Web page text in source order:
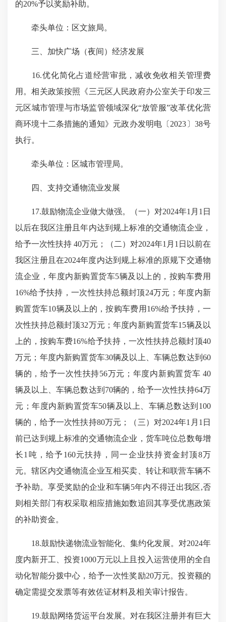
的20%予以奖励补助。
牵头单位：区文旅局。
三、加快广场（夜间）经济发展
16.优化简化占道经营审批，减收免收相关管理费
用。相关政策按照《三元区人民政府办公室关于印发三
元区城市管理与市场监管领域深化“放管服”改革优化营
商环境十二条措施的通知》元政办发明电〔2023〕38号
执行。
牵头单位：区城市管理局。
四、支持交通物流业发展
17.鼓励物流企业做大做强。（一）对2024年1月1日
以后在我区注册且年内达到规上标准的交通物流企业，
给予一次性扶持 40万元；（二）对2024年1月1日以前在
我区注册且在2024年度内达到规上标准的原规下交通物
流企业，年度内新购置货车5辆及以上的，按购车费用
16%给予扶持，一次性扶持总额封顶24万元；年度内新
购置货车10辆及以上的，按购车费用16%给予扶持，一
次性扶持总额封顶32万元；年度内新购置货车15辆及以
上的，按购车费16%给予扶持，一次性扶持总额封顶40
万元；年度内新购置货车30辆及以上、车辆总数达到60
辆的，给予一次性扶持56万元；年度内新购置货车 40
辆及以上、车辆总数达到70辆的，给予一次性扶持64万
元；年度内新购置货车50辆及以上、车辆总数达到100
辆的，给予一次性扶持80万元；（三）对2024年1月1日
前已达到规上标准的交通物流企业，货车吨位总数每增
长1吨，给予160元扶持，同一企业扶持资金封顶8万
元。辖区内交通物流企业互相买卖、转让和联营车辆不
予补助。享受奖励的企业和车辆5年内不得迁出我区,否
则相关部门有权采取相应措施如数追回其享受优惠政策
的补助资金。
18.鼓励快递物流业智能化、集约化发展。对2024年
度内新开工、投资1000万元以上且投入运营使用的全自
动化智能分拨中心，给予一次性奖励20万元。投资额的
确定需提交发票等有效佐证材料及相关审计报告。
19.鼓励网络货运平台发展。对在我区注册并有巨大